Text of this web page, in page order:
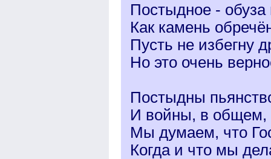
Постыдное -
Как камень
Пусть не избегну
Но это очень
Постыдны
И войны, в общем,
Мы думаем, что
Когда и что мы